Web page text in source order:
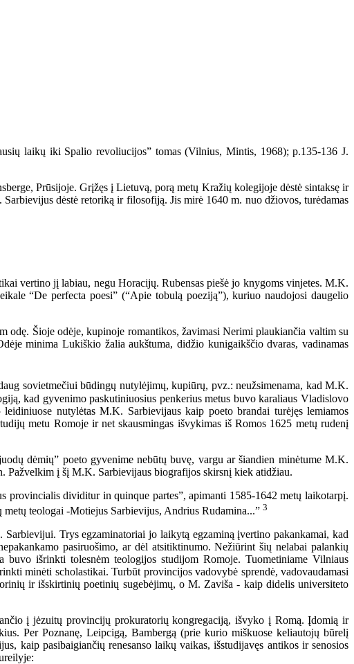
laikų iki Spalio revoliucijos” tomas (Vilnius, Mintis, 1968); p.135-136 J.
Prūsijoje. Grįžęs į Lietuvą, porą metų Kražių kolegijoje dėstė sintaksę ir
dėstė retoriką ir filosofiją. Jis mirė 1640 m. nuo džiovos, turėdamas
vertino jį labiau, negu Horacijų. Rubensas piešė jo knygoms vinjetes. M.K.
“De perfecta poesi” (“Apie tobulą poeziją”), kuriuo naudojosi daugelio
Šioje odėje, kupinoje romantikos, žavimasi Nerimi plaukiančia valtim su
minima Lukiškio žalia aukštuma, didžio kunigaikščio dvaras, vadinamas
sovietmečiui būdingų nutylėjimų, kupiūrų, pvz.: neužsimenama, kad M.K.
kad gyvenimo paskutiniuosius penkerius metus buvo karaliaus Vladislovo
nutylėtas M.K. Sarbievijaus kaip poeto brandai turėjęs lemiamos
metu Romoje ir net skausmingas išvykimas iš Romos 1625 metų rudenį
dėmių” poeto gyvenime nebūtų buvę, vargu ar šiandien minėtume M.K.
Pažvelkim į šį M.K. Sarbievijaus biografijos skirsnį kiek atidžiau.
dividitur in quinque partes”, apimanti 1585-1642 metų laikotarpį.
teologai -Motiejus Sarbievijus, Andrius Rudamina...” 3
Trys egzaminatoriai jo laikytą egzaminą įvertino pakankamai, kad
pasiruošimo, ar dėl atsitiktinumo. Nežiūrint šių nelabai palankių
išrinkti tolesnėm teologijos studijom Romoje. Tuometiniame Vilniaus
minėti scholastikai. Turbūt provincijos vadovybė sprendė, vadovaudamasi
ir išskirtinių poetinių sugebėjimų, o M. Zaviša - kaip didelis universiteto
į jėzuitų provincijų prokuratorių kongregaciją, išvyko į Romą. Įdomią ir
Per Poznanę, Leipcigą, Bambergą (prie kurio miškuose keliautojų būrelį
kaip pasibaigiančių renesanso laikų vaikas, išstudijavęs antikos ir senosios